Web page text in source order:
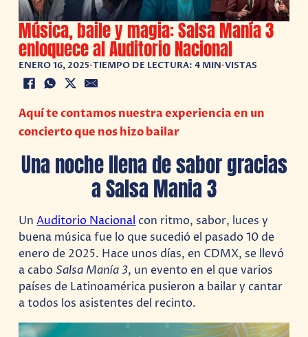
Música, baile y magia: Salsa Manía 3
enloquece al Auditorio Nacional
ENERO 16, 2025•TIEMPO DE LECTURA: 4 MIN•VISTAS
Aquí te contamos nuestra experiencia en un
concierto que nos hizo bailar
Una noche llena de sabor gracias
a Salsa Mania 3
UnAuditorio Nacional con ritmo, sabor, luces y
buena música fue lo que sucedió el pasado 10 de
enero de 2025. Hace unos días, en CDMX, se llevó
a cabo Salsa Manía 3, un evento en el que varios
países de Latinoamérica pusieron a bailar y cantar
a todos los asistentes del recinto.